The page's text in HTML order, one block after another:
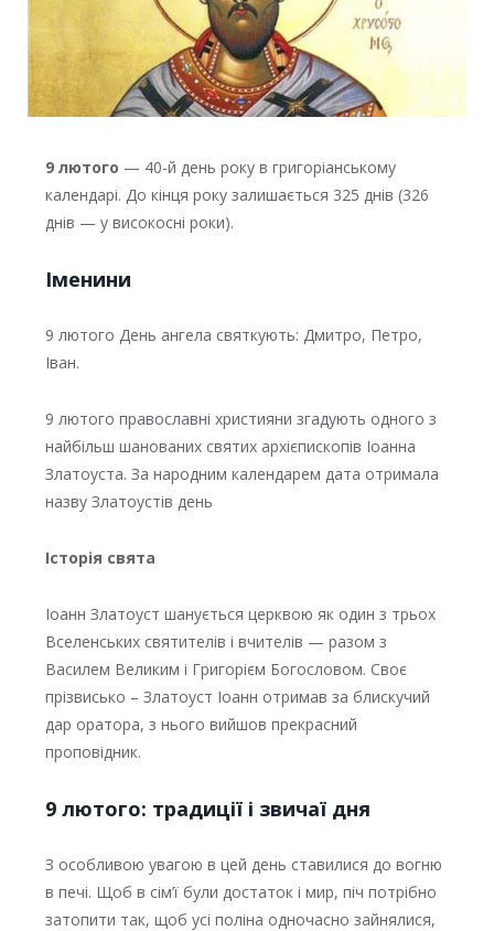
9 лютого — 40-й день року в григоріанському
календарі. До кінця року залишається 325 днів (326
днів — у високосні роки).
Іменини
9 лютого День ангела святкують: Дмитро, Петро,
Іван.
9 лютого православні християни згадують одного з
найбільш шанованих святих архієпископів Іоанна
Златоуста. За народним календарем дата отримала
назву Златоустів день
Історія свята
Іоанн Златоуст шанується церквою як один з трьох
Вселенських святителів і вчителів — разом з
Василем Великим і Григорієм Богословом. Своє
прізвисько – Златоуст Іоанн отримав за блискучий
дар оратора, з нього вийшов прекрасний
проповідник.
9 лютого: традиції і звичаї дня
З особливою увагою в цей день ставилися до вогню
в печі. Щоб в сім’ї були достаток і мир, піч потрібно
затопити так, щоб усі поліна одночасно зайнялися,